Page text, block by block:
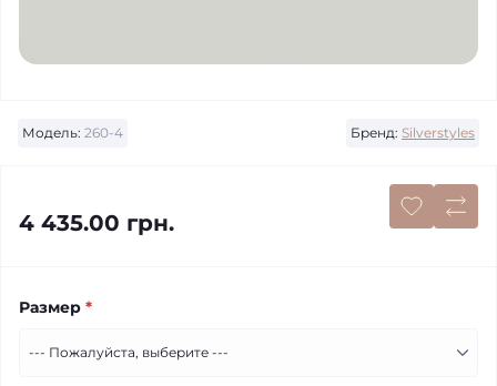
Модель: 260-4 Бренд: Silverstyles
4 435.00 грн.
Размер *